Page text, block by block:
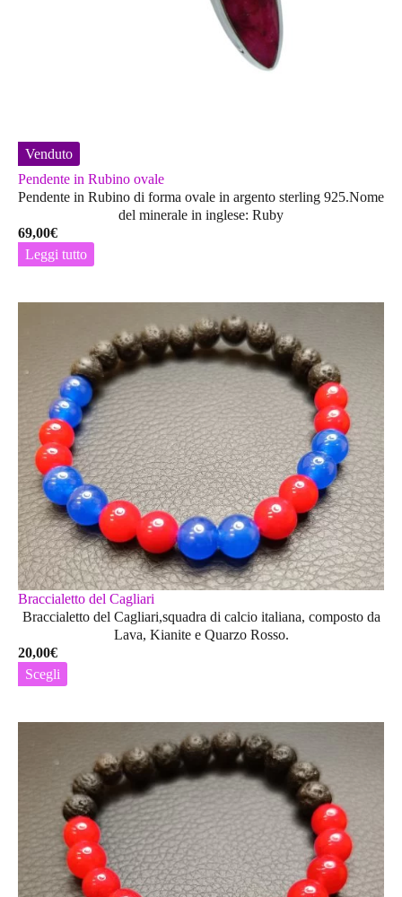
Venduto
Pendente in Rubino ovale
Pendente in Rubino di forma ovale in argento sterling 925.Nome
del minerale in inglese: Ruby
69,00€
Leggi tutto
Braccialetto del Cagliari
Braccialetto del Cagliari,squadra di calcio italiana, composto da
Lava, Kianite e Quarzo Rosso.
20,00€
Scegli
varianti.
opzioni
possono
essere
scelte
nella
pagina